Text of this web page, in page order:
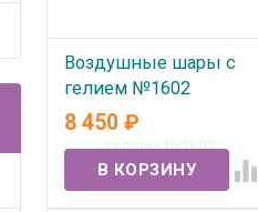
Воздушные шары с
гелием №1602
В наличии
8 450 ₽
